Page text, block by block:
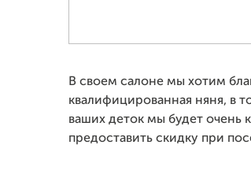
В своем салоне мы хотим
квалифицированная няня, в
ваших деток мы будет очень
предоставить скидку при